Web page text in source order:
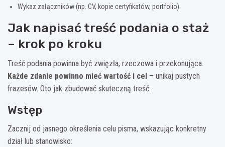
Wykaz załączników (np. CV, kopie certyfikatów, portfolio).
Jak napisać treść podania o staż
– krok po kroku
Treść podania powinna być zwięzła, rzeczowa i przekonująca.
Każde zdanie powinno mieć wartość i cel – unikaj pustych
frazesów. Oto jak zbudować skuteczną treść:
Wstęp
Zacznij od jasnego określenia celu pisma, wskazując konkretny
dział lub stanowisko: